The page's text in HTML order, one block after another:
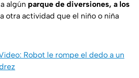
algún parque de diversiones, a los
otra actividad que el niño o niña
Robot le rompe el dedo a un